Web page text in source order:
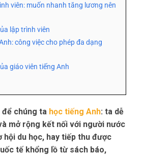
viên: muốn nhanh tăng lương nên
lập trình viên
công việc cho phép đa dạng
giáo viên tiếng Anh
để chúng ta học tiếng Anh: ta dễ
mở rộng kết nối với người nước
hội du học, hay tiếp thu được
tế khổng lồ từ sách báo,